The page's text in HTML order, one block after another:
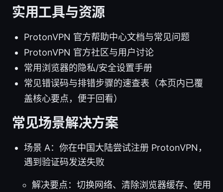
实用工具与资源
ProtonVPN 官方帮助中心文档与常见问题
ProtonVPN 官方社区与用户讨论
常用浏览器的隐私/安全设置手册
常见错误码与排错步骤的速查表（本页内已覆
盖核心要点，便于回看）
常见场景解决方案
场景 A：你在中国大陆尝试注册 ProtonVPN，
遇到验证码发送失败
解决要点：切换网络、清除浏览器缓存、使用